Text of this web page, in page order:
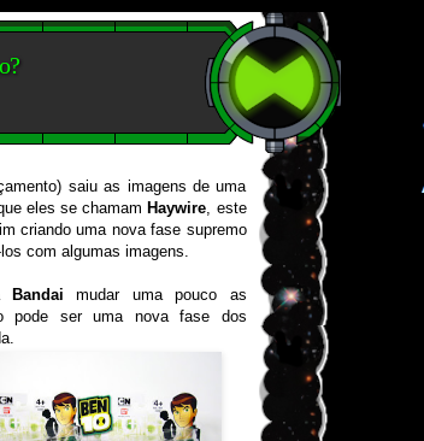
saiu as imagens de uma
eles se chamam Haywire, este
criando uma nova fase supremo
com algumas imagens.
Bandai mudar uma pouco as
pode ser uma nova fase dos